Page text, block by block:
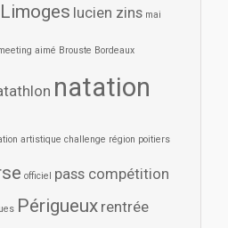
Limoges lucien zins mai
aimé Brouste Bordeaux
natation
artistique challenge région poitiers
officiel pass compétition
Périgueux rentrée